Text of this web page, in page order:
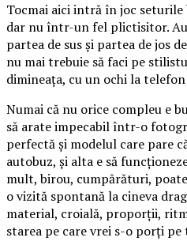
Tocmai aici intră în joc seturile
dar nu într-un fel plictisitor.
partea de sus și partea de jos
nu mai trebuie să faci pe
dimineața, cu un ochi la
Numai că nu orice compleu e
să arate impecabil într-o
perfectă și modelul care pare
autobuz, și alta e să
mult, birou, cumpărături,
o vizită spontană la cineva
material, croială, proporții,
starea pe care vrei s-o porți pe